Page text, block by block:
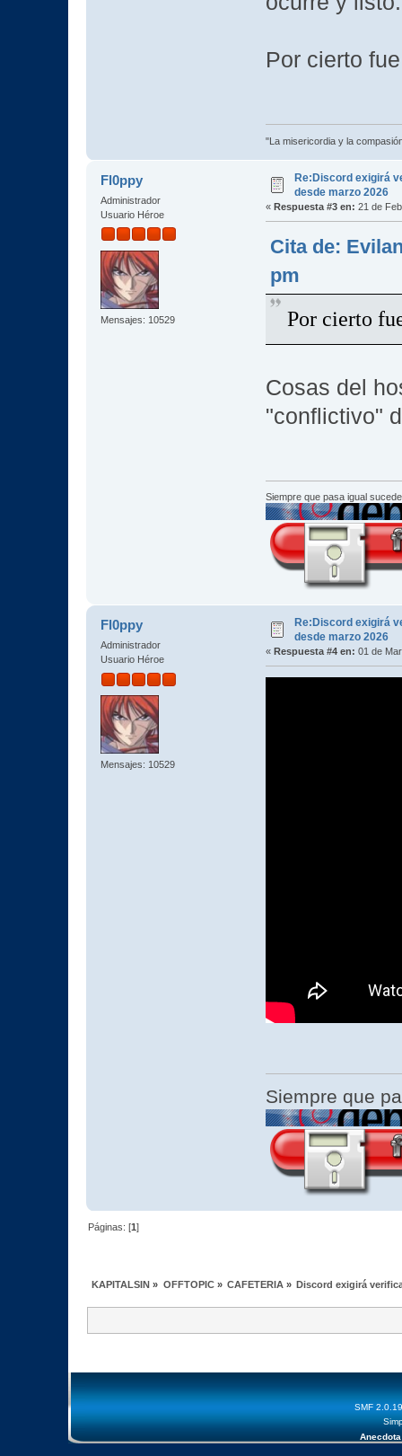
Por cierto
"La misericordia y la
Fl0ppy
Administrador
Usuario Héroe
Mensajes: 10529
Re:Discord exigirá
desde marzo 2026
« Respuesta #3 en: 21 de
Cita de:
pm
Por cierto
Cosas del
"conflictivo"
Siempre que pasa igual
Fl0ppy
Administrador
Usuario Héroe
Mensajes: 10529
Re:Discord exigirá
desde marzo 2026
« Respuesta #4 en: 01 de
Siempre que
Páginas: [1]
KAPITALSIN » OFFTOPIC» CAFETERIA» Discord exigirá
SMF 2.0.19
Anecdota